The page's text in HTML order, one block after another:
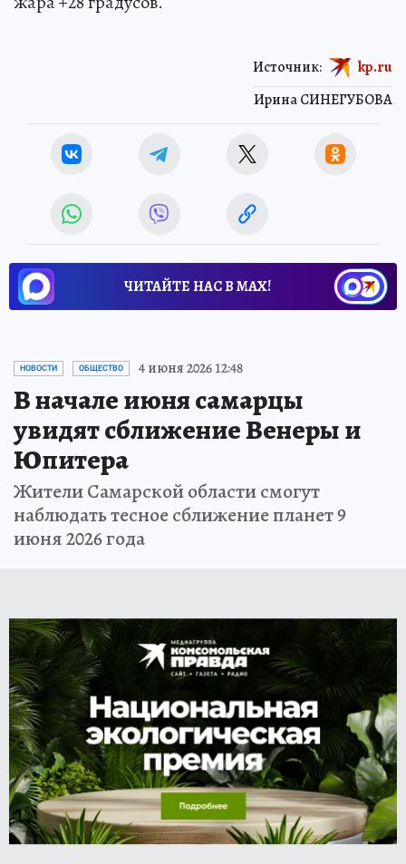
Ирина СИНЕГУБОВА
Источник: kp.ru
ЧИТАЙТЕ НАС В МАХ!
НОВОСТИ ОБЩЕСТВО 4 июня 2026 12:48
В начале июня самарцы
увидят сближение Венеры и
Юпитера
Жители Самарской области смогут
наблюдать тесное сближение планет 9
июня 2026 года